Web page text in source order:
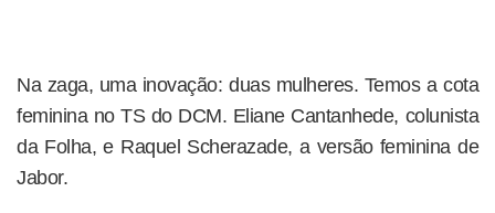
Na zaga, uma inovação: duas mulheres. Temos a cota
feminina no TS do DCM. Eliane Cantanhede, colunista
da Folha, e Raquel Scherazade, a versão feminina de
Jabor.